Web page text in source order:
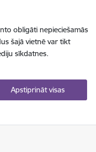
obligāti nepieciešamās
šajā vietnē var tikt
sīkdatnes.
Apstiprināt visas